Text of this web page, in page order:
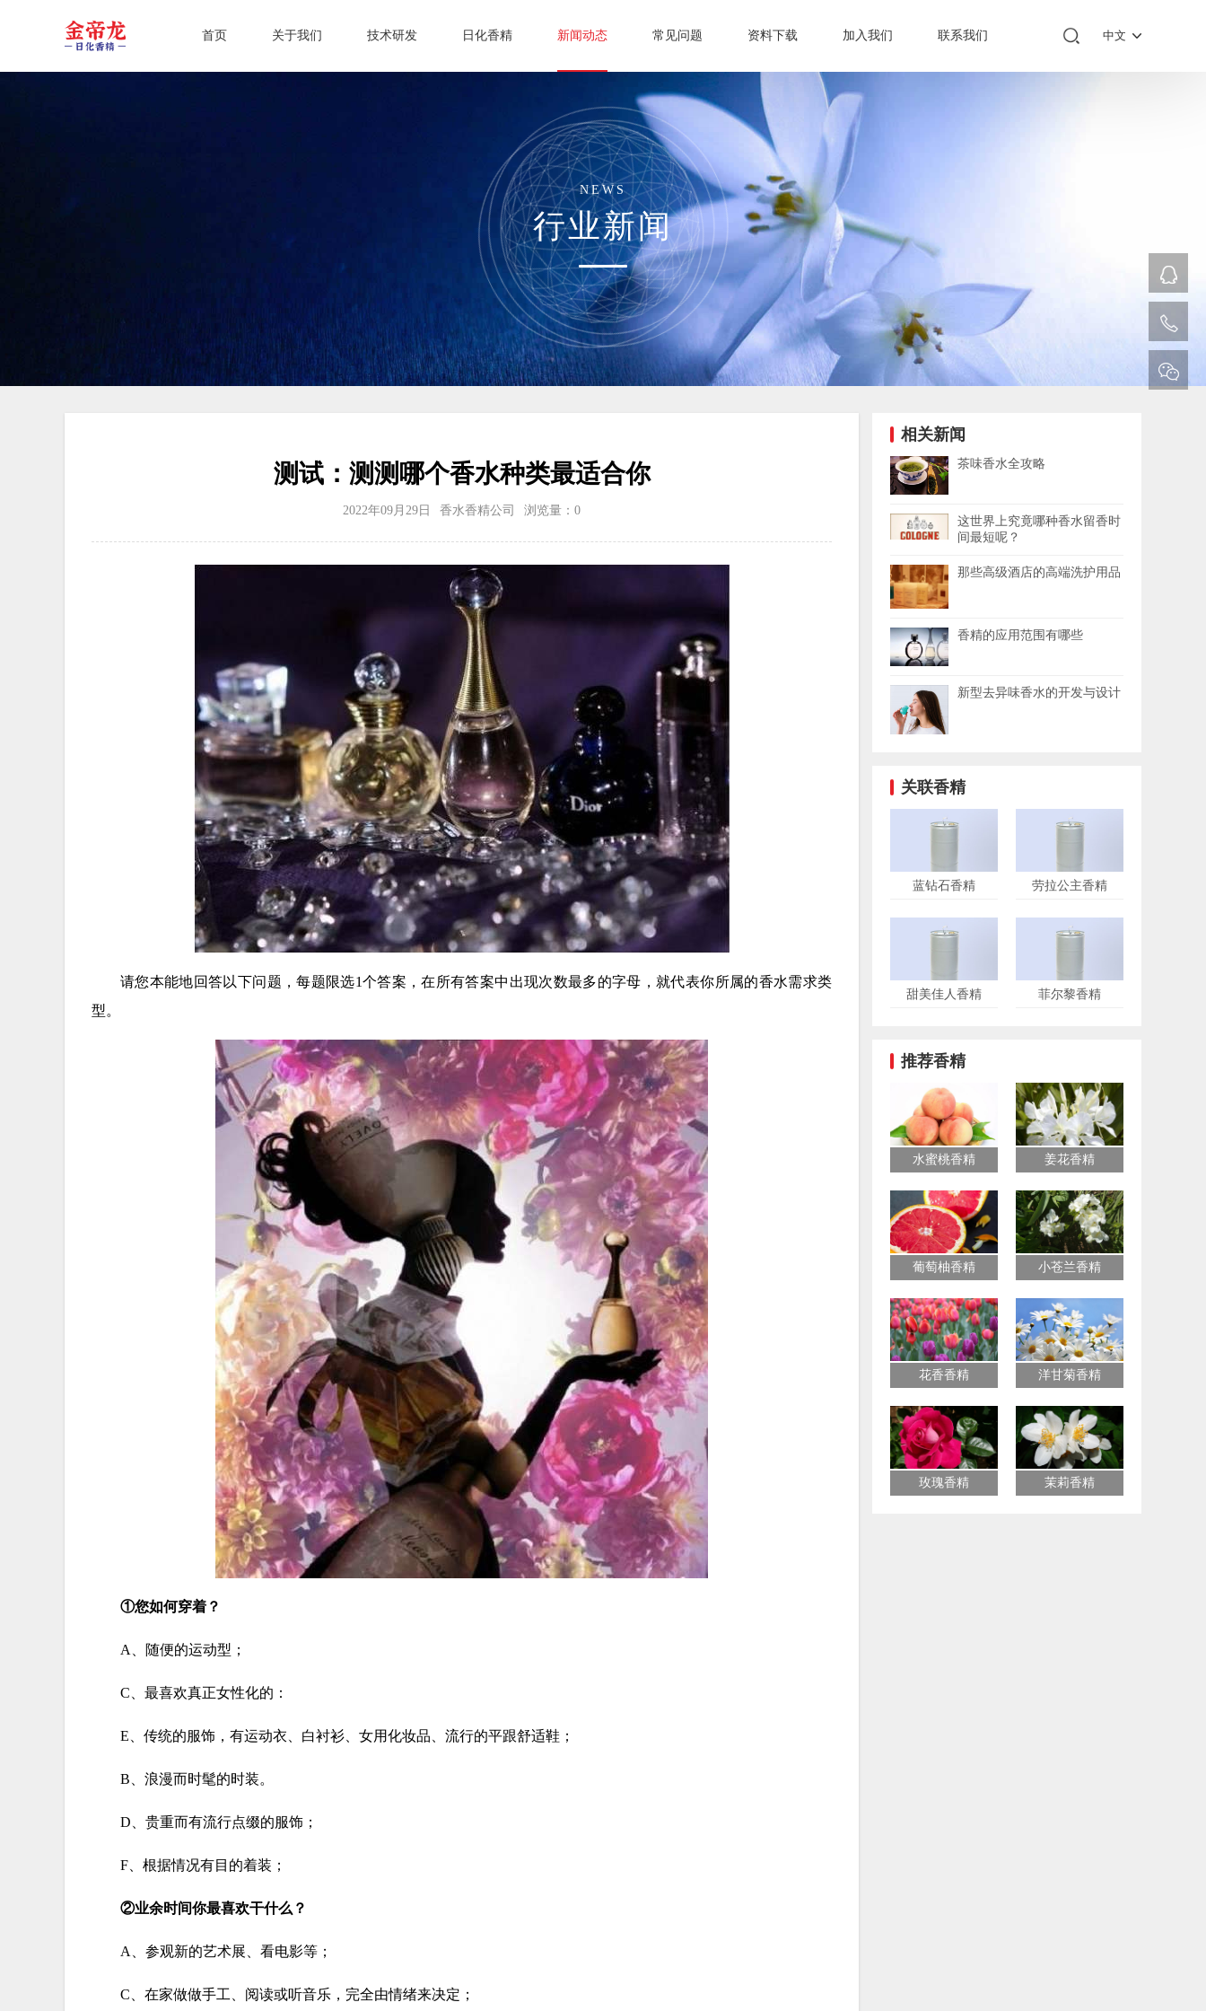
首页 关于我们 技术研发 日化香精 新闻动态 常见问题 资料下载 加入我们 联系我们
NEWS
行业新闻
测试：测测哪个香水种类最适合你
2022年09月29日 香水香精公司 浏览量： 0
请您本能地回答以下问题，每题限选1个答案，在所有答案中出现次数最多的字母，就代表你所属的香水需求类
型。
①您如何穿着？
A、随便的运动型；
C、最喜欢真正女性化的：
E、传统的服饰，有运动衣、白衬衫、女用化妆品、流行的平跟舒适鞋；
B、浪漫而时髦的时装。
D、贵重而有流行点缀的服饰；
F、根据情况有目的着装；
②业余时间你最喜欢干什么？
A、参观新的艺术展、看电影等；
C、在家做做手工、阅读或听音乐，完全由情绪来决定；
相关新闻
茶味香水全攻略
这世界上究竟哪种香水留香时
间最短呢？
那些高级酒店的高端洗护用品
香精的应用范围有哪些
新型去异味香水的开发与设计
关联香精
蓝钻石香精 劳拉公主香精
甜美佳人香精 菲尔黎香精
推荐香精
水蜜桃香精 姜花香精
葡萄柚香精 小苍兰香精
花香香精 洋甘菊香精
玫瑰香精 茉莉香精